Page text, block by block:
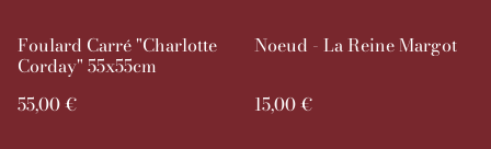
Foulard Carré "Charlotte
Corday" 55x55cm
55,00 €
Noeud - La Reine Margot
15,00 €